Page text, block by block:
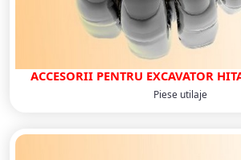
ACCESORII PENTRU EXCAVATOR
Piese utilaje